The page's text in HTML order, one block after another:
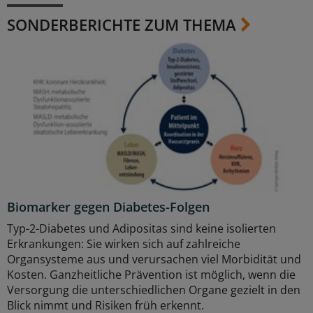
SONDERBERICHTE ZUM THEMA
Biomarker gegen Diabetes-Folgen
Typ-2-Diabetes und Adipositas sind keine isolierten
Erkrankungen: Sie wirken sich auf zahlreiche
Organsysteme aus und verursachen viel Morbidität und
Kosten. Ganzheitliche Prävention ist möglich, wenn die
Versorgung die unterschiedlichen Organe gezielt in den
Blick nimmt und Risiken früh erkennt.